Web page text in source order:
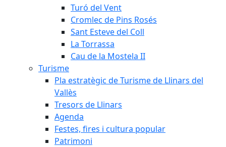
Turó del Vent
Cromlec de Pins Rosés
Sant Esteve del Coll
La Torrassa
Cau de la Mostela II
Turisme
Pla estratègic de Turisme de Llinars del
Vallès
Tresors de Llinars
Agenda
Festes, fires i cultura popular
Patrimoni